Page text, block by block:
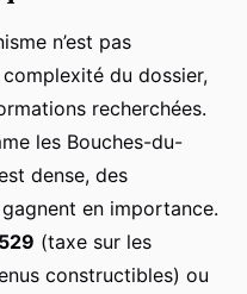
n’est pas
du dossier,
recherchées.
les Bouches-du-
dense, des
en importance.
(taxe sur les
constructibles) ou